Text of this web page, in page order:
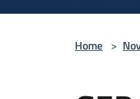
Home >